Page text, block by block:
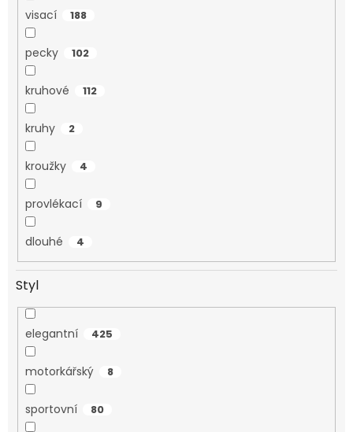
visací 188
pecky 102
kruhové 112
kruhy 2
kroužky 4
provlékací 9
dlouhé 4
Styl
elegantní 425
motorkářský 8
sportovní 80